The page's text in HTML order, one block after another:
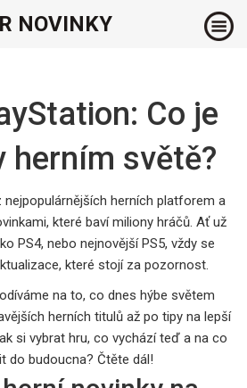
NOVINKY
Co je
herním světě?
nejpopulárnějších herních platforem a
které baví miliony hráčů. Ať už
PS4, nebo nejnovější PS5, vždy se
které stojí za pozornost.
na to, co dnes hýbe světem
herních titulů až po tipy na lepší
si vybrat hru, co vychází teď a na co
do budoucna? Čtěte dál!